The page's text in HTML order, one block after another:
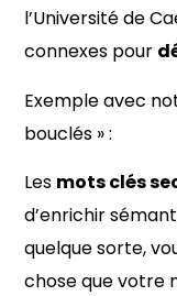
l’Université de
connexes pour
Exemple avec
bouclés » :
Les mots clés
d’enrichir
quelque sorte,
chose que votre